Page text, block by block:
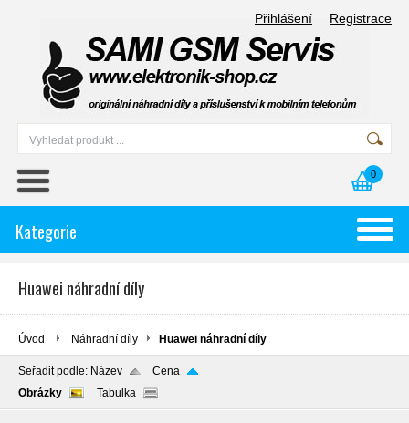
Přihlášení Registrace
0
Kategorie
Huawei náhradní díly
Úvod Náhradní díly Huawei náhradní díly
Seřadit podle: Název
Cena
Obrázky
Tabulka